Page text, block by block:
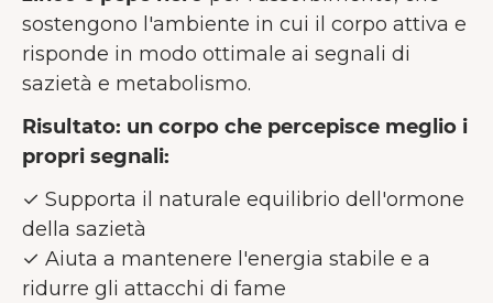
sostengono l'ambiente in cui il corpo attiva e
risponde in modo ottimale ai segnali di
sazietà e metabolismo.
Risultato: un corpo che percepisce meglio i
propri segnali:
✓ Supporta il naturale equilibrio dell'ormone
della sazietà
✓ Aiuta a mantenere l'energia stabile e a
ridurre gli attacchi di fame